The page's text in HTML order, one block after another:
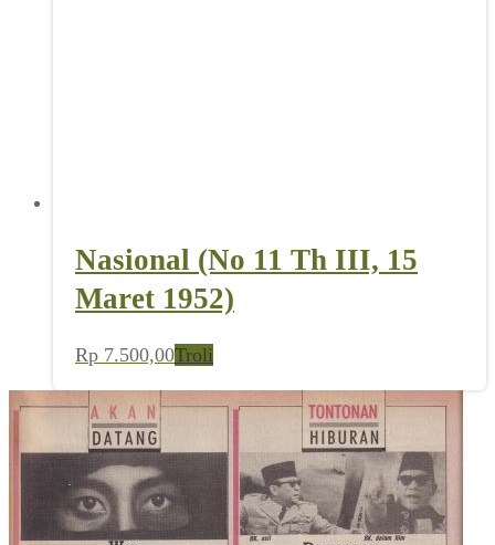
Nasional (No 11 Th III, 15
Maret 1952)
Rp 7.500,00Troli